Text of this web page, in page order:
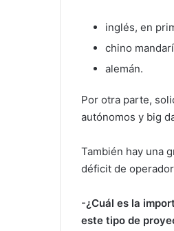
inglés, en
chino
alemán.
Por otra parte,
autónomos y big
También hay una
déficit de
-¿Cuál es la
este tipo de